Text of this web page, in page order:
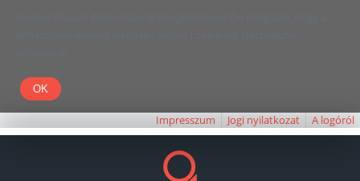
Kedves Olvasó! Weboldalunk böngészésével Ön elfogadja, hogy a
felhasználói élmény javítása céljából cookie-kat használunk.
Köszönjük!
Impresszum Jogi nyilatkozat A logóról